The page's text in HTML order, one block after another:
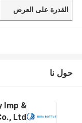
القدرة على العرض
حول نا
Imp &